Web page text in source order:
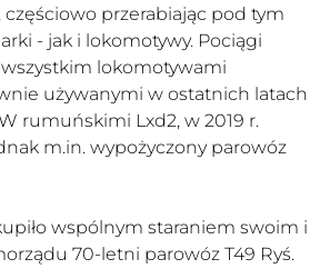
przerabiając pod tym
- jak i lokomotywy. Pociągi
lokomotywami
używanymi w ostatnich latach
rumuńskimi Lxd2, w 2019 r.
m.in. wypożyczony parowóz
wspólnym staraniem swoim i
70-letni parowóz T49 Ryś.